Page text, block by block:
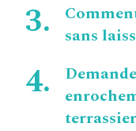
sans